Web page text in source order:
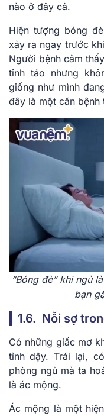
nào ở đây cả.
Hiện tượng bóng
xảy ra ngay trước
Người bệnh cảm
tỉnh táo nhưng
giống như mình
đây là một căn
“Bóng đè” khi ngủ
bạn
1.6. Nỗi sợ
Có những giấc mơ
tỉnh dậy. Trái lại,
phòng ngủ mà ta
là ác mộng.
Ác mộng là một